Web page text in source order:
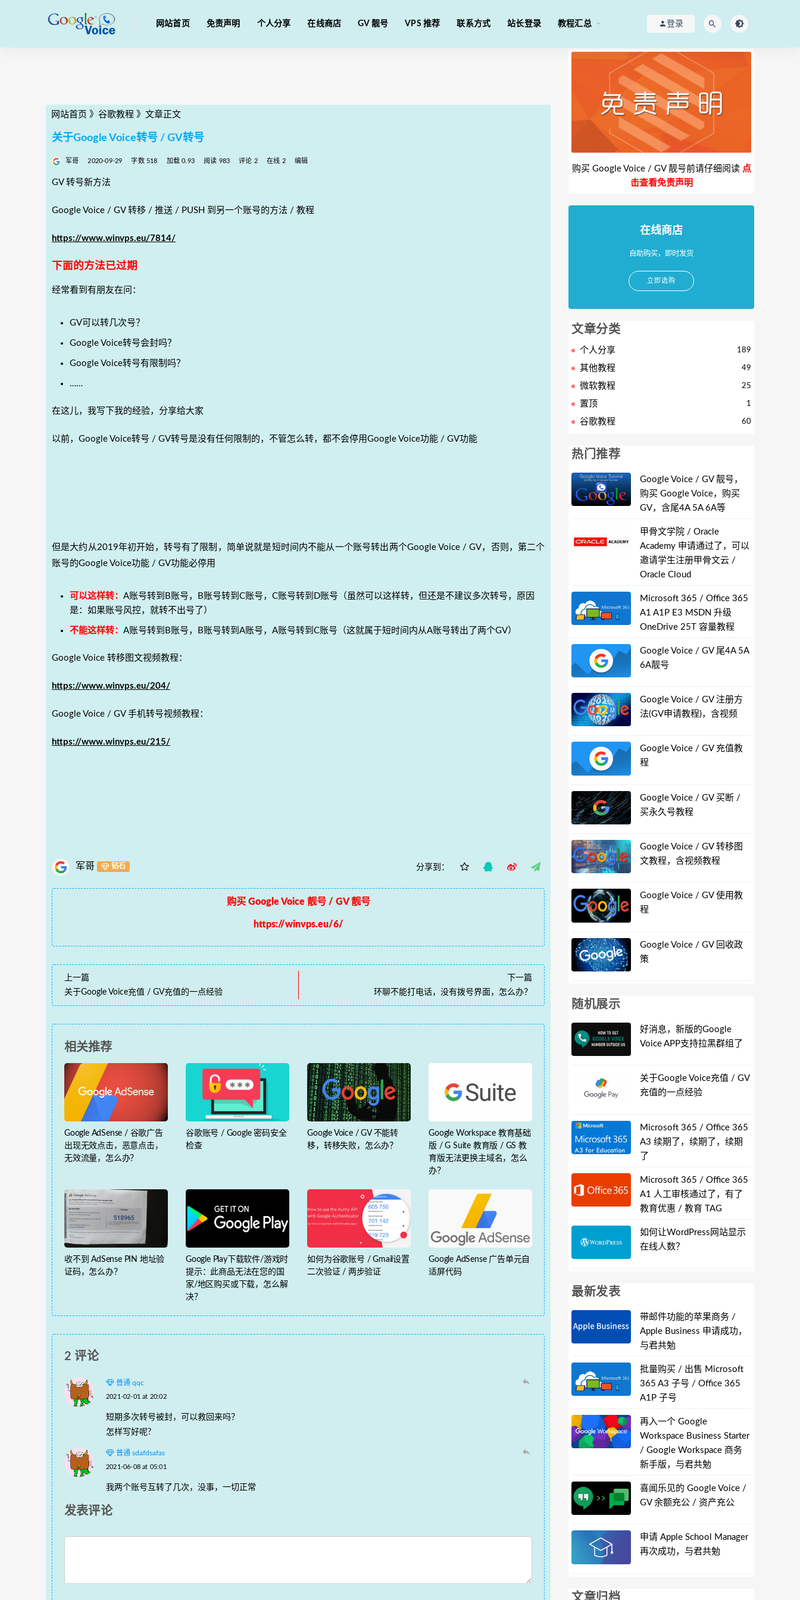
网站首页 免责声明 个人分享 在线商店 GV 靓号 VPS 推荐 联系方式 站长登录 教程汇总 登录
网站首页 》 谷歌教程 》 文章正文
关于Google Voice转号 / GV转号
军哥 2020-09-29 字数 518 加载 0.93 阅读 983 评论 2 在线 2 编辑
GV 转号新方法
Google Voice / GV 转移 / 推送 / PUSH 到另一个账号的方法 / 教程
https://www.winvps.eu/7814/
下面的方法已过期
经常看到有朋友在问：
GV可以转几次号？
Google Voice转号会封吗？
Google Voice转号有限制吗？
……
在这儿，我写下我的经验，分享给大家
以前，Google Voice转号 / GV转号是没有任何限制的，不管怎么转，都不会停用Google Voice功能 / GV功能
但是大约从2019年初开始，转号有了限制，简单说就是短时间内不能从一个账号转出两个Google Voice / GV，否则，第二个
账号的Google Voice功能 / GV功能必停用
可以这样转： A账号转到B账号，B账号转到C账号，C账号转到D账号（虽然可以这样转，但还是不建议多次转号，原因
是：如果账号风控，就转不出号了）
不能这样转： A账号转到B账号，B账号转到A账号，A账号转到C账号（这就属于短时间内从A账号转出了两个GV）
Google Voice 转移图文视频教程：
https://www.winvps.eu/204/
Google Voice / GV 手机转号视频教程：
https://www.winvps.eu/215/
军哥 钻石 分享到：
购买 Google Voice 靓号 / GV 靓号
https://winvps.eu/6/
上一篇
关于Google Voice充值 / GV充值的一点经验
下一篇
环聊不能打电话，没有拨号界面，怎么办？
相关推荐
Google AdSense / 谷歌广告
出现无效点击，恶意点击，
无效流量，怎么办？
谷歌账号 / Google 密码安全
检查
Google Voice / GV 不能转
移，转移失败，怎么办？
Google Workspace 教育基础
版 / G Suite 教育版 / GS 教
育版无法更换主域名，怎么
办？
收不到 AdSense PIN 地址验
证码，怎么办？
Google Play下载软件/游戏时
提示：此商品无法在您的国
家/地区购买或下载，怎么解
决？
如何为谷歌账号 / Gmail设置
二次验证 / 两步验证
Google AdSense 广告单元自
适屏代码
2 评论
普通 qqc
2021-02-01 at 20:02
短期多次转号被封，可以救回来吗？
怎样写好呢?
普通 sdafdsafas
2021-06-08 at 05:01
我两个账号互转了几次，没事，一切正常
发表评论
购买 Google Voice / GV 靓号前请仔细阅读 点
击查看免责声明
在线商店
自助购买，即时发货
立即选购
文章分类
个人分享 189
其他教程 49
微软教程 25
置顶 1
谷歌教程 60
热门推荐
Google Voice / GV 靓号，
购买 Google Voice，购买
GV，含尾4A 5A 6A等
甲骨文学院 / Oracle
Academy 申请通过了，可以
邀请学生注册甲骨文云 /
Oracle Cloud
Microsoft 365 / Office 365
A1 A1P E3 MSDN 升级
OneDrive 25T 容量教程
Google Voice / GV 尾4A 5A
6A靓号
Google Voice / GV 注册方
法(GV申请教程)，含视频
Google Voice / GV 充值教
程
Google Voice / GV 买断 /
买永久号教程
Google Voice / GV 转移图
文教程，含视频教程
Google Voice / GV 使用教
程
Google Voice / GV 回收政
策
随机展示
好消息，新版的Google
Voice APP支持拉黑群组了
关于Google Voice充值 / GV
充值的一点经验
Microsoft 365 / Office 365
A3 续期了，续期了，续期
了
Microsoft 365 / Office 365
A1 人工审核通过了，有了
教育优惠 / 教育 TAG
如何让WordPress网站显示
在线人数？
最新发表
带邮件功能的苹果商务 /
Apple Business 申请成功，
与君共勉
批量购买 / 出售 Microsoft
365 A3 子号 / Office 365
A1P 子号
再入一个 Google
Workspace Business Starter
/ Google Workspace 商务
新手版，与君共勉
喜闻乐见的 Google Voice /
GV 余额充公 / 资产充公
申请 Apple School Manager
再次成功，与君共勉
文章归档